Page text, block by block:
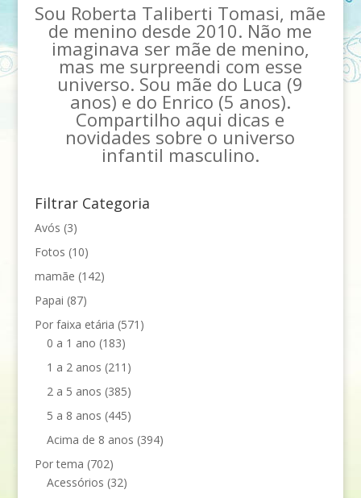
Sou Roberta Taliberti Tomasi, mãe
de menino desde 2010. Não me
imaginava ser mãe de menino,
mas me surpreendi com esse
universo. Sou mãe do Luca (9
anos) e do Enrico (5 anos).
Compartilho aqui dicas e
novidades sobre o universo
infantil masculino.
Filtrar Categoria
Avós (3)
Fotos (10)
mamãe (142)
Papai (87)
Por faixa etária (571)
0 a 1 ano (183)
1 a 2 anos (211)
2 a 5 anos (385)
5 a 8 anos (445)
Acima de 8 anos (394)
Por tema (702)
Acessórios (32)